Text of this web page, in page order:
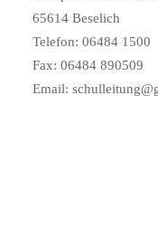
65614 Beselich
Telefon: 06484 1500
Fax: 06484 890509
Email: